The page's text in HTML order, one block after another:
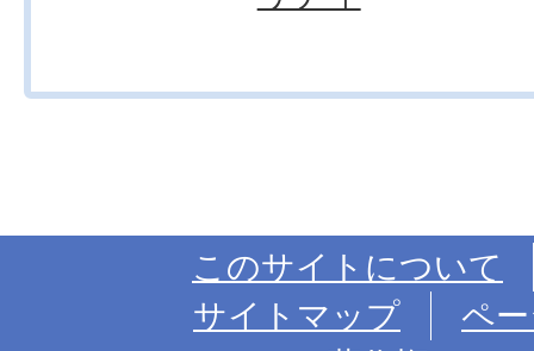
このサイトについて
サイトマップ
ペ